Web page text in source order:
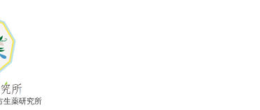
生薬研究所